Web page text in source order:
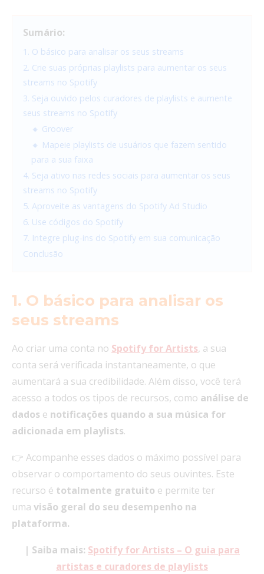
Sumário:
1. O básico para analisar os seus streams
2. Crie suas próprias playlists para aumentar os seus
streams no Spotify
3. Seja ouvido pelos curadores de playlists e aumente
seus streams no Spotify
🔸 Groover
🔸 Mapeie playlists de usuários que fazem sentido
para a sua faixa
4. Seja ativo nas redes sociais para aumentar os seus
streams no Spotify
5. Aproveite as vantagens do Spotify Ad Studio
6. Use códigos do Spotify
7. Integre plug-ins do Spotify em sua comunicação
Conclusão
1. O básico para analisar os
seus streams
Ao criar uma conta no Spotify for Artists, a sua
conta será verificada instantaneamente, o que
aumentará a sua credibilidade. Além disso, você terá
acesso a todos os tipos de recursos, como análise de
dados e notificações quando a sua música for
adicionada em playlists.
👉 Acompanhe esses dados o máximo possível para
observar o comportamento do seus ouvintes. Este
recurso é totalmente gratuito e permite ter
uma visão geral do seu desempenho na
plataforma.
| Saiba mais: Spotify for Artists – O guia para
artistas e curadores de playlists